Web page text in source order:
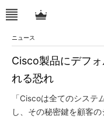
ニュース
Cisco製品にデフ
れる恐れ
「Ciscoは全てのシステ
し、その秘密鍵を顧客